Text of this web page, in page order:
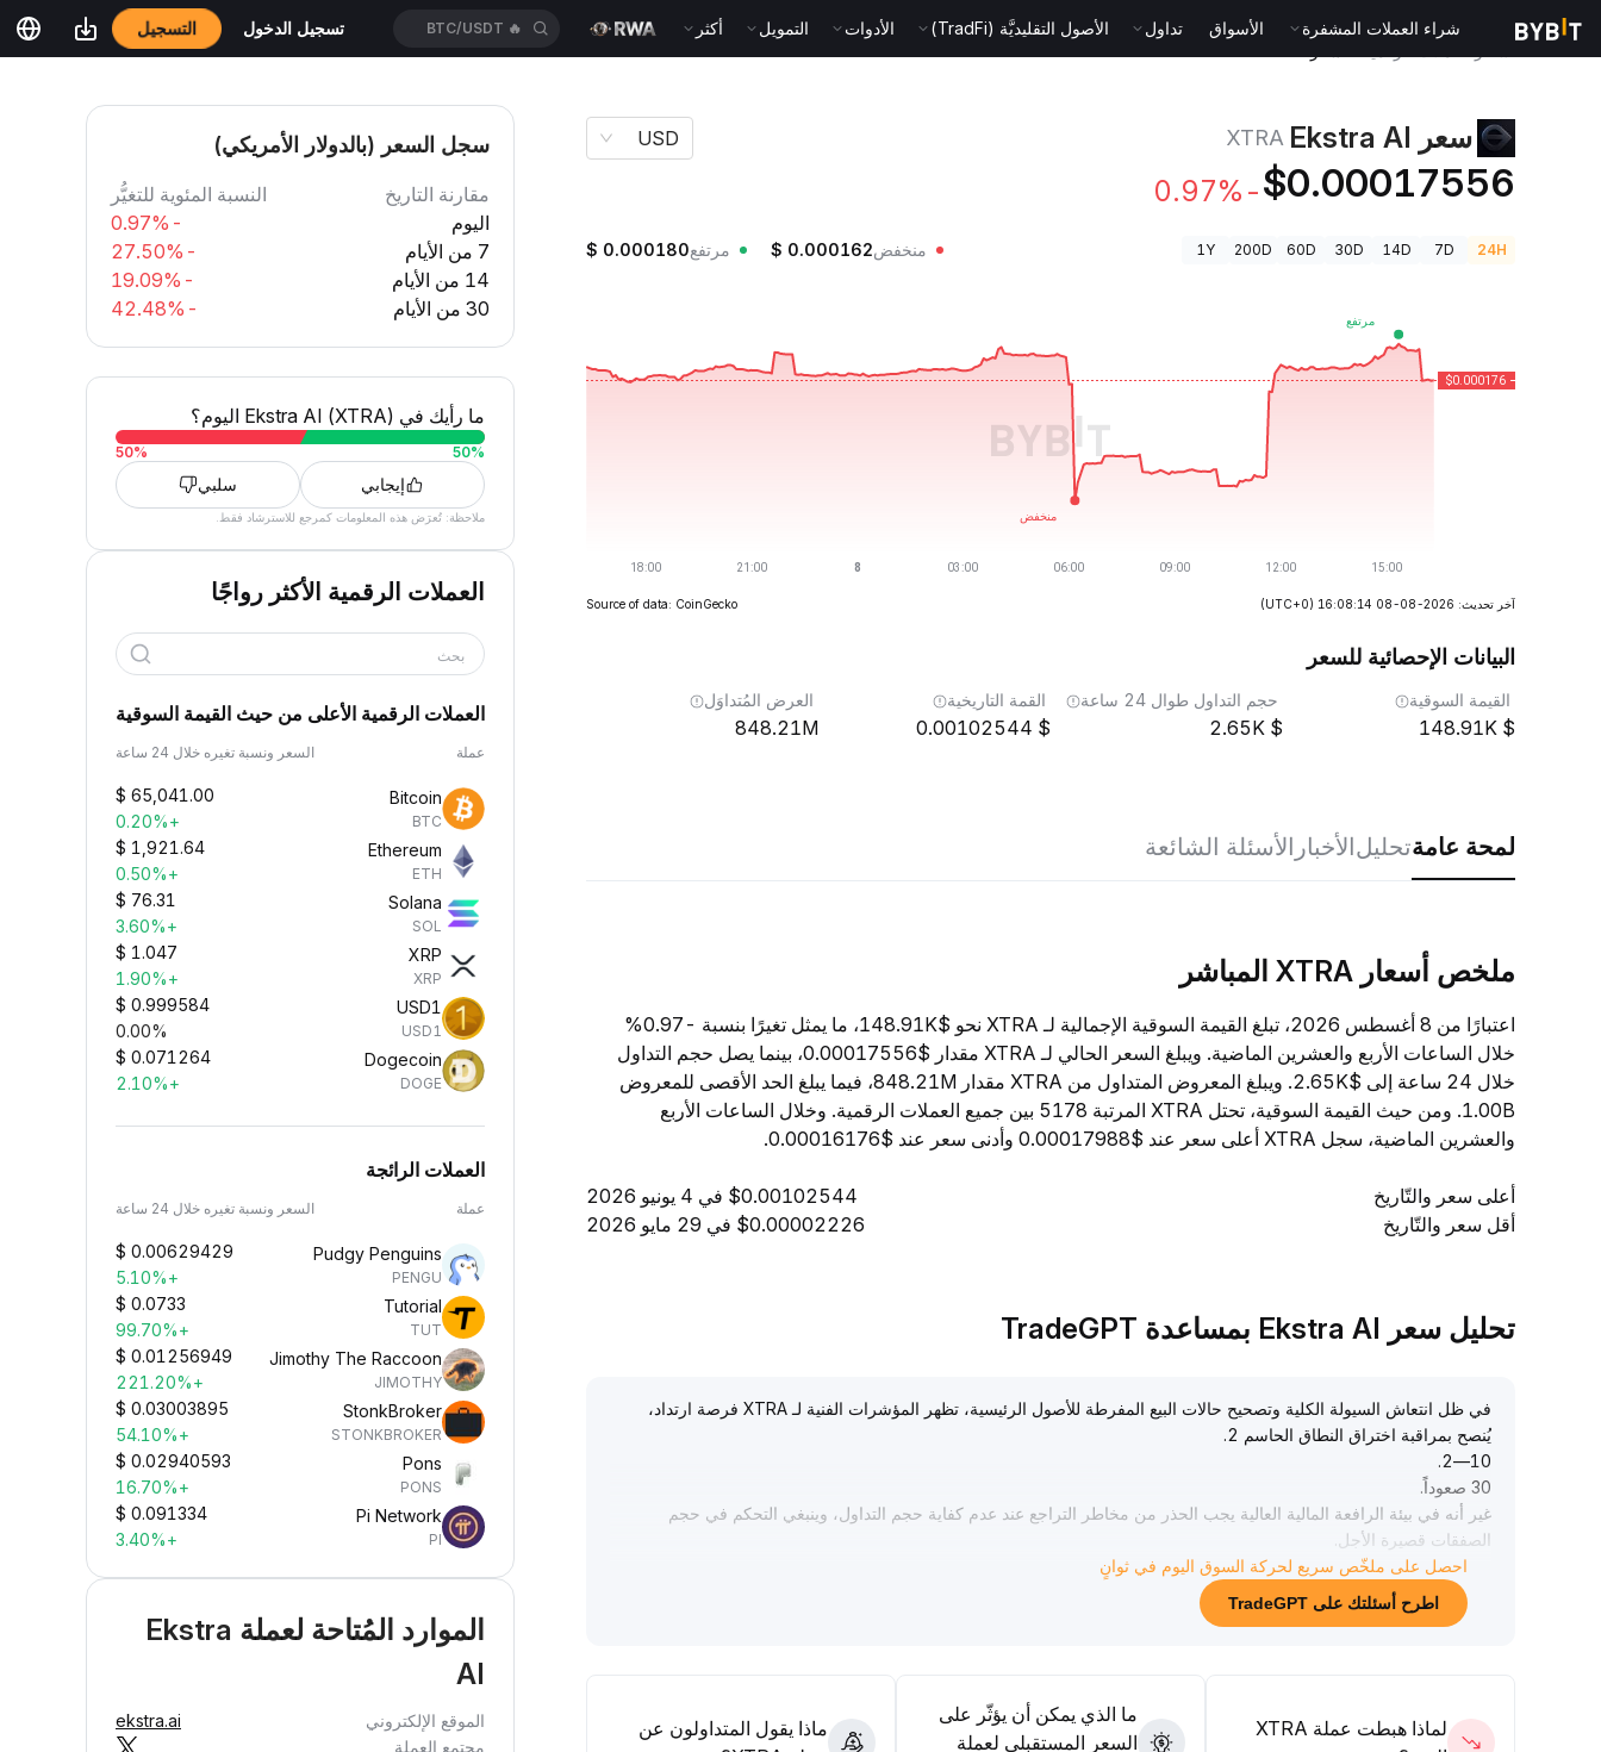
شراء العملات المشفرة الأسواق تداول الأصول التقليديَّة (TradFi) الأدوات التمويل أكثر 🔥
BTC/USDT تسجيل الدخول التسجيل
سعر Ekstra AI XTRA
$0.00017556
-0.97%
USD
24H
7D
14D
30D
60D
200D
1Y منخفض $ 0.000162 مرتفع $ 0.000180
آخر تحديث: 2026-08-08 16:08:14 (UTC+0)
Source of data: CoinGecko
البيانات الإحصائية للسعر
القيمة السوقية
148.91K
حجم التداول طوال 24 ساعة
2.65K
القمة التاريخية
0.00102544
العرض المُتداوَل
848.21M
لمحة عامةتحليلالأخبار الأسئلة الشائعة
ملخص أسعار XTRA المباشر
اعتبارًا من 8 أغسطس 2026، تبلغ القيمة السوقية الإجمالية لـ XTRA نحو $148.91K، ما يمثل تغيرًا بنسبة -0.97%
خلال الساعات الأربع والعشرين الماضية. ويبلغ السعر الحالي لـ XTRA مقدار $0.00017556، بينما يصل حجم التداول
خلال 24 ساعة إلى $2.65K. ويبلغ المعروض المتداول من XTRA مقدار 848.21M، فيما يبلغ الحد الأقصى للمعروض
1.00B. ومن حيث القيمة السوقية، تحتل XTRA المرتبة 5178 بين جميع العملات الرقمية. وخلال الساعات الأربع
والعشرين الماضية، سجل XTRA أعلى سعر عند $0.00017988 وأدنى سعر عند $0.00016176.
أعلى سعر والتّاريخ
$0.00102544 في 4 يونيو 2026
أقل سعر والتّاريخ
$0.00002226 في 29 مايو 2026
تحليل سعر Ekstra AI بمساعدة TradeGPT
في ظل انتعاش السيولة الكلية وتصحيح حالات البيع المفرطة للأصول الرئيسية، تظهر المؤشرات الفنية لـ XTRA فرصة ارتداد،
يُنصح بمراقبة اختراق النطاق الحاسم 2
.
10—2
.
30 صعوداً
.
غير أنه في بيئة الرافعة المالية العالية يجب الحذر من مخاطر التراجع عند عدم كفاية حجم التداول، وينبغي التحكم في حجم
الصفقات قصيرة الأجل
من الأفضل اعتماد استراتيجية انتقاء تدريجي عند الانخفاضات
أما التخصيص على المدى المتوسط والطويل، فيلزم مراقبة تطور حجم التداول وإشارات تحسن الأساسيات للمشروع، وانتظار
تأكيد نمط القاع وظهور المزيد من البيانات قبل زيادة المراكز
احصل على ملخّص سريع لحركة السوق اليوم في ثوانٍ
اطرح أسئلتك على TradeGPT
لماذا هبطت عملة XTRA
ما الذي يمكن أن يؤثّر على
السعر المستقبلي لعملة
ماذا يقول المتداولون عن
سجل السعر (بالدولار الأمريكي)
مقارنة التاريخ
النسبة المئوية للتغيُّر
اليوم
-0.97%
7 من الأيام
-27.50%
14 من الأيام
-19.09%
30 من الأيام
-42.48%
ما رأيك في Ekstra AI (XTRA) اليوم؟
50%
50%
إيجابي سلبي
ملاحظة: تُعرَض هذه المعلومات كمرجع للاسترشاد فقط.
العملات الرقمية الأكثر رواجًا
بحث
العملات الرقمية الأعلى من حيث القيمة السوقية
عملة السعر ونسبة تغيره خلال 24 ساعة
Bitcoin
BTC
$ 65,041.00
+0.20%
Ethereum
ETH
$ 1,921.64
+0.50%
Solana
SOL
$ 76.31
+3.60%
XRP
XRP
$ 1.047
+1.90%
USD1
USD1
$ 0.999584
0.00%
Dogecoin
DOGE
$ 0.071264
+2.10%
العملات الرائجة
عملة السعر ونسبة تغيره خلال 24 ساعة
Pudgy Penguins
PENGU
$ 0.00629429
+5.10%
Tutorial
TUT
$ 0.0733
+99.70%
Jimothy The Raccoon
JIMOTHY
$ 0.01256949
+221.20%
StonkBroker
STONKBROKER
$ 0.03003895
+54.10%
Pons
PONS
$ 0.02940593
+16.70%
Pi Network
PI
$ 0.091334
+3.40%
الموارد المُتاحة لعملة Ekstra
AI
الموقع الإلكتروني
ekstra.ai
مجتمع العملة